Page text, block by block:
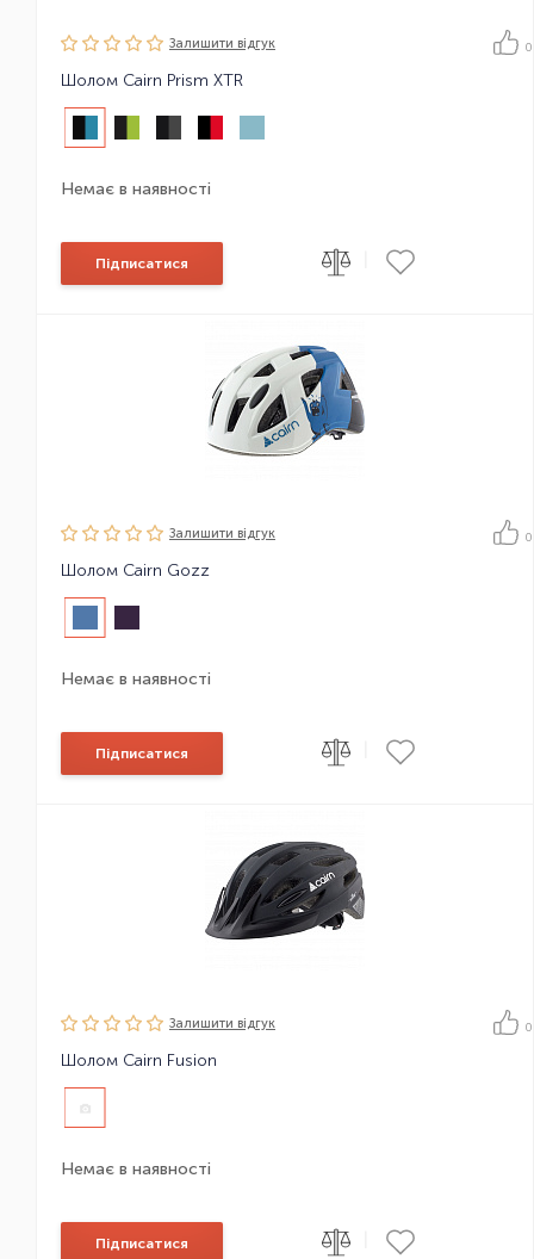
Залишити вiдгук 0
Шолом Cairn Prism XTR
Немає в наявності
Підписатися
Залишити вiдгук 0
Шолом Cairn Gozz
Немає в наявності
Підписатися
Залишити вiдгук 0
Шолом Cairn Fusion
Немає в наявності
Підписатися